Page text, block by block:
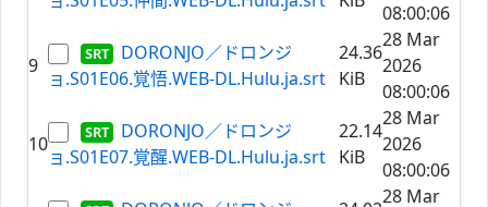
08:00:06
9
DORONJO／ドロンジ
ョ.S01E06.覚悟.WEB-DL.Hulu.ja.srt
24.36
KiB
28 Mar
2026
08:00:06
10
DORONJO／ドロンジ
ョ.S01E07.覚醒.WEB-DL.Hulu.ja.srt
22.14
KiB
28 Mar
2026
08:00:06
28 Mar